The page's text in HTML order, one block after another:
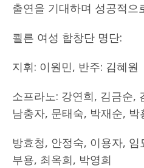
출연을 기대하며 성공적으
쾰른 여성 합창단 명단:
지휘: 이원민, 반주: 김혜원
소프라노: 강연희, 김금순,
남충자, 문태숙, 박재순, 박
방효청, 안정숙, 이용자,
부용, 최옥희, 박영희